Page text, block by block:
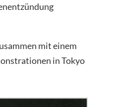
mit einem
in Tokyo